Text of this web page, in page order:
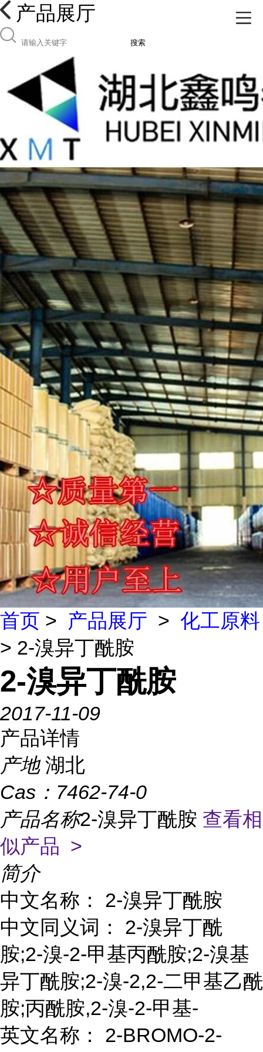
产品展厅
搜索
首页 > 产品展厅 > 化工原料
> 2-溴异丁酰胺
2-溴异丁酰胺
2017-11-09
产品详情
产地 湖北
Cas： 7462-74-0
产品名称2-溴异丁酰胺 查看相
似产品 >
简介
中文名称： 2-溴异丁酰胺
中文同义词： 2-溴异丁酰
胺;2-溴-2-甲基丙酰胺;2-溴基
异丁酰胺;2-溴-2,2-二甲基乙酰
胺;丙酰胺,2-溴-2-甲基-
英文名称： 2-BROMO-2-